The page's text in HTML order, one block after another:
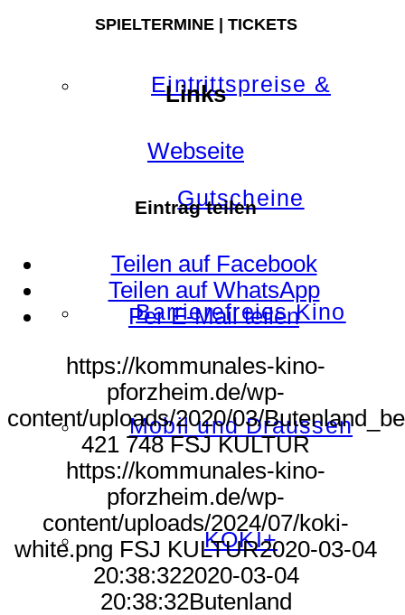
Eintrittspreise &
Gutscheine
Barrierefreies Kino
Mobil und Draussen
KOKI+
SPIELTERMINE | TICKETS
Links
Webseite
Eintrag teilen
Teilen auf Facebook
Teilen auf WhatsApp
Per E-Mail teilen
https://kommunales-kino-
pforzheim.de/wp-
content/uploads/2020/03/
421 748 FSJ KULTUR
https://kommunales-kino-
pforzheim.de/wp-
content/uploads/2024/07/koki-
white.png FSJ KULTUR2020-03-04
20:38:322020-03-04
20:38:32Butenland